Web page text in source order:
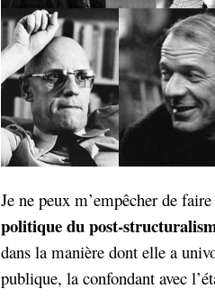
Je ne peux m’empêcher de
politique du post-
dans la manière dont elle a
publique, la confondant avec